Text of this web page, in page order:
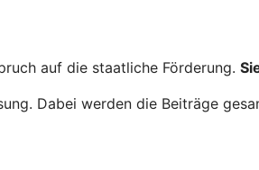
auf die staatliche Förderung.
Dabei werden die Beiträge